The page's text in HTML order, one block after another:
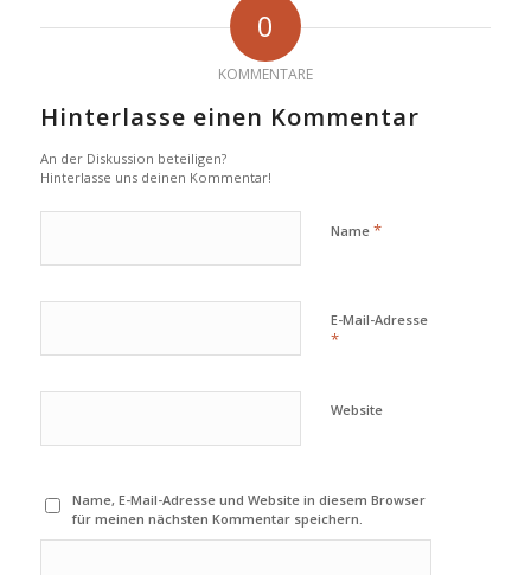
0
KOMMENTARE
Hinterlasse einen Kommentar
An der Diskussion beteiligen?
Hinterlasse uns deinen Kommentar!
Name *
E-Mail-Adresse
*
Website
Name, E-Mail-Adresse und Website in diesem Browser
für meinen nächsten Kommentar speichern.